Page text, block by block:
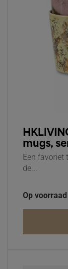
mugs,
Een favoriet
de...
Op voorraad